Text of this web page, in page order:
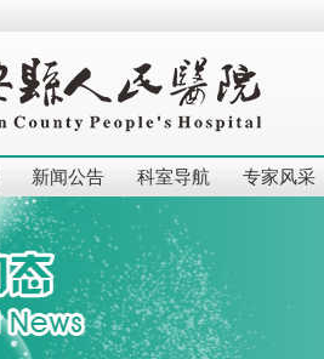
新闻公告 科室导航 专家风采